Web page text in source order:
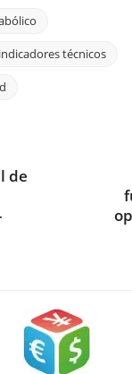
técnicos
de